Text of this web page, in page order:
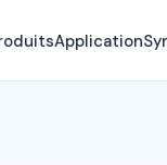
Application